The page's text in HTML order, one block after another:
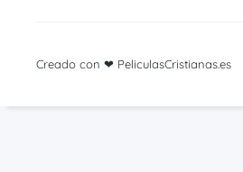
Creado con ❤ PeliculasCristianas.es